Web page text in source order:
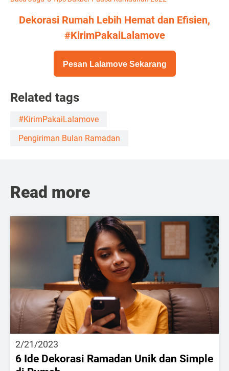
Dekorasi Rumah Lebih Hemat dan Efisien,
#KirimPakaiLalamove
Pesan Lalamove Sekarang
Related tags
#KirimPakaiLalamove
Pengiriman Bulan Ramadan
Read more
2/21/2023
6 Ide Dekorasi Ramadan Unik dan Simple